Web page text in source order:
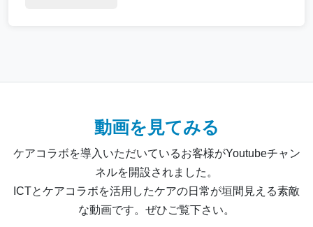
動画を見てみる
ケアコラボを導入いただいているお客様がYoutubeチャン
ネルを開設されました。
ICTとケアコラボを活用したケアの日常が垣間見える素敵
な動画です。ぜひご覧下さい。